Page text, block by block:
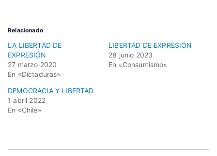
p
r
e
s
i
ó
n
,
v
Relacionado
LA LIBERTAD DE
EXPRESIÓN
27 marzo 2020
En «Dictaduras»
LIBERTAD DE EXPRESIÓN
28 junio 2023
En «Consumismo»
DEMOCRACIA Y LIBERTAD
1 abril 2022
En «Chile»